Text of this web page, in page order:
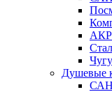
Душевые